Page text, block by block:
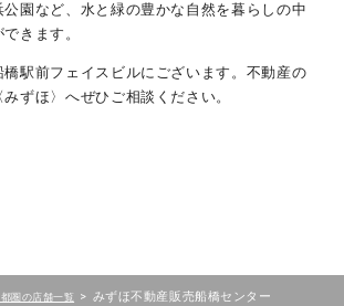
園など、水と緑の豊かな自然を暮らしの中
きます。
橋駅前フェイスビルにございます。不動産の
ずほ〉へぜひご相談ください。
圏の店舗一覧 > みずほ不動産販売船橋センター